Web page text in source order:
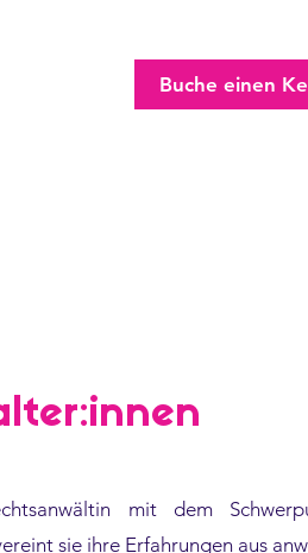
Buche einen
mit dem
sie ihre Erfahrungen aus